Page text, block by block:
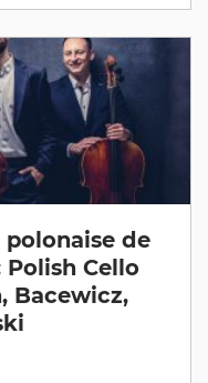
de
Polish Cello
Bacewicz,